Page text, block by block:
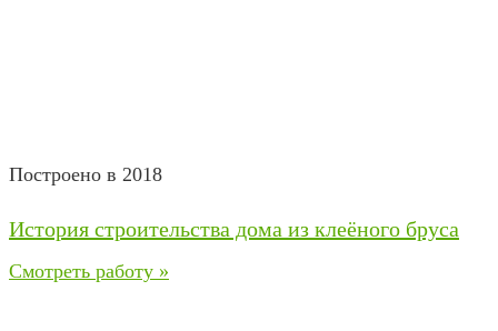
Построено в 2018
История строительства дома из клеёного бруса
Смотреть работу »